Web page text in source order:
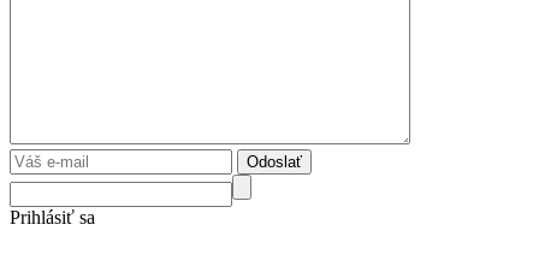
Odoslať
Prihlásiť sa